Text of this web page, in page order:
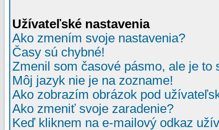
Užívateľské nastavenia
Ako zmením svoje nastavenia?
Časy sú chybné!
Zmenil som časové pásmo, ale je to
Môj jazyk nie je na zozname!
Ako zobrazím obrázok pod
Ako zmeniť svoje zaradenie?
Keď kliknem na e-mailový odkaz